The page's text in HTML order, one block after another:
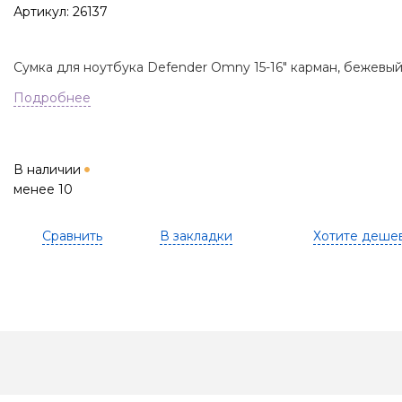
Артикул: 26137
Сумка для ноутбука Defender Omny 15-16" карман, бежевый
Подробнее
В наличии
менее 10
Сравнить В закладки Хотите